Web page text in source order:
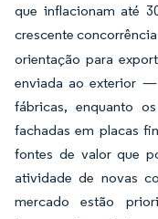
que inflacionam até
crescente
orientação para
enviada ao exterior —
fábricas, enquanto
fachadas em placas
fontes de valor que
atividade de novas
mercado estão